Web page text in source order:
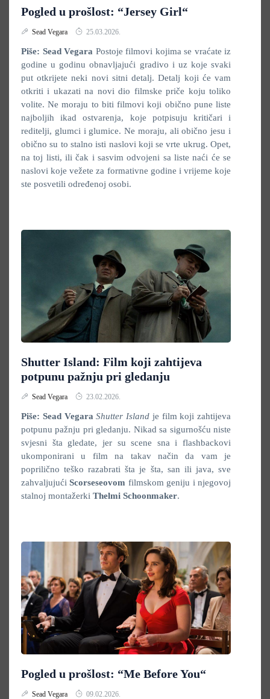
Pogled u prošlost: “Jersey Girl“
Sead Vegara 25.03.2026.
Piše: Sead Vegara Postoje filmovi kojima se vraćate iz
godine u godinu obnavljajući gradivo i uz koje svaki
put otkrijete neki novi sitni detalj. Detalj koji će vam
otkriti i ukazati na novi dio filmske priče koju toliko
volite. Ne moraju to biti filmovi koji obično pune liste
najboljih ikad ostvarenja, koje potpisuju kritičari i
reditelji, glumci i glumice. Ne moraju, ali obično jesu i
obično su to stalno isti naslovi koji se vrte ukrug. Opet,
na toj listi, ili čak i sasvim odvojeni sa liste naći će se
naslovi koje vežete za formativne godine i vrijeme koje
ste posvetili određenoj osobi.
Shutter Island: Film koji zahtijeva
potpunu pažnju pri gledanju
Sead Vegara 23.02.2026.
Piše: Sead VegaraShutter Island je film koji zahtijeva
potpunu pažnju pri gledanju. Nikad sa sigurnošću niste
svjesni šta gledate, jer su scene sna i flashbackovi
ukomponirani u film na takav način da vam je
poprilično teško razabrati šta je šta, san ili java, sve
zahvaljujućiScorseseovom filmskom geniju i njegovoj
stalnoj montažerki Thelmi Schoonmaker.
Pogled u prošlost: “Me Before You“
Sead Vegara 09.02.2026.